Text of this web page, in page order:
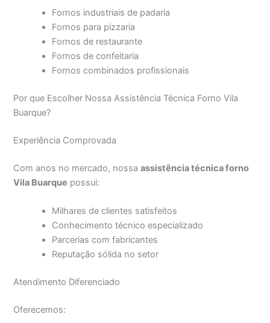
Fornos industriais de padaria
Fornos para pizzaria
Fornos de restaurante
Fornos de confeitaria
Fornos combinados profissionais
Por que Escolher Nossa Assistência Técnica Forno Vila
Buarque?
Experiência Comprovada
Com anos no mercado, nossaassistência técnica forno
Vila Buarque possui:
Milhares de clientes satisfeitos
Conhecimento técnico especializado
Parcerias com fabricantes
Reputação sólida no setor
Atendimento Diferenciado
Oferecemos: